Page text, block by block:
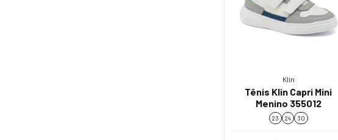
Klin
Tênis Klin Capri Mini
Menino 355012
23 24 30